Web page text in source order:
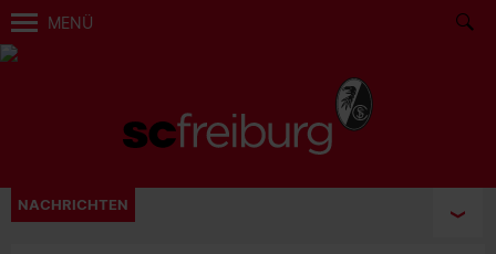
MENÜ
NACHRICHTEN